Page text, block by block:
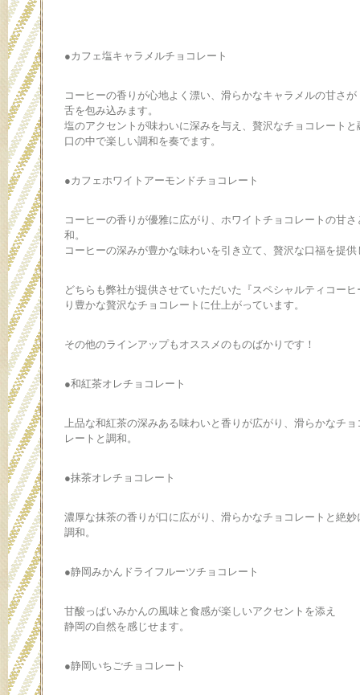
●カフェ塩キャラメルチョコレート
コーヒーの香りが心地よく漂い、滑らかなキャラメルの甘さが
舌を包み込みます。
塩のアクセントが味わいに深みを与え、贅沢なチョコレートと
口の中で楽しい調和を奏でます。
●カフェホワイトアーモンドチョコレート
コーヒーの香りが優雅に広がり、ホワイトチョコレートの甘
和。
コーヒーの深みが豊かな味わいを引き立て、贅沢な口福を提供
どちらも弊社が提供させていただいた『スペシャルティコー
り豊かな贅沢なチョコレートに仕上がっています。
その他のラインアップもオススメのものばかりです！
●和紅茶オレチョコレート
上品な和紅茶の深みある味わいと香りが広がり、滑らかなチョ
レートと調和。
●抹茶オレチョコレート
濃厚な抹茶の香りが口に広がり、滑らかなチョコレートと絶妙
調和。
●静岡みかんドライフルーツチョコレート
甘酸っぱいみかんの風味と食感が楽しいアクセントを添え
静岡の自然を感じせます。
●静岡いちごチョコレート